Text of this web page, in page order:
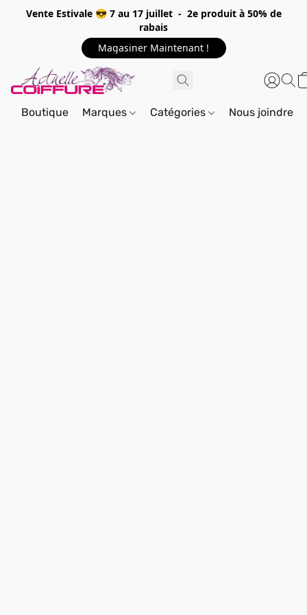
Vente Estivale 😎 7 au 17 juillet - 2e produit à 50% de
rabais
Magasiner Maintenant !
Boutique Marques Catégories Nous joindre